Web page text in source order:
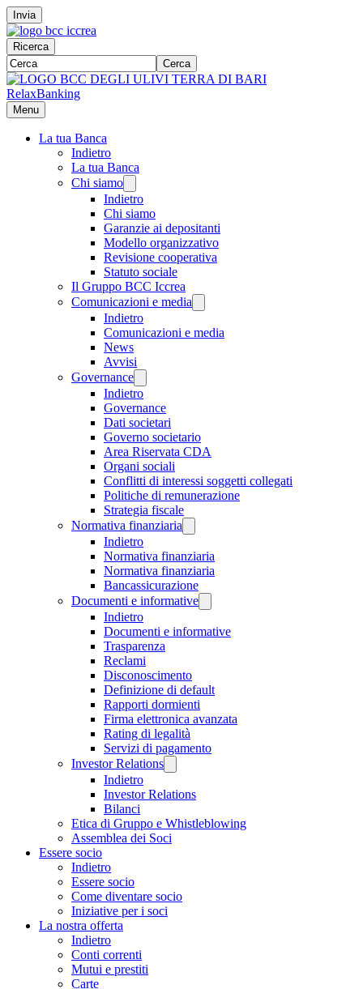
Invia
Ricerca
Cerca
RelaxBanking
Menu
La tua Banca
Indietro
La tua Banca
Chi siamo
Indietro
Chi siamo
Garanzie ai depositanti
Modello organizzativo
Revisione cooperativa
Statuto sociale
Il Gruppo BCC Iccrea
Comunicazioni e media
Indietro
Comunicazioni e media
News
Avvisi
Governance
Indietro
Governance
Dati societari
Governo societario
Area Riservata CDA
Organi sociali
Conflitti di interessi soggetti collegati
Politiche di remunerazione
Strategia fiscale
Normativa finanziaria
Indietro
Normativa finanziaria
Normativa finanziaria
Bancassicurazione
Documenti e informative
Indietro
Documenti e informative
Trasparenza
Reclami
Disconoscimento
Definizione di default
Rapporti dormienti
Firma elettronica avanzata
Rating di legalità
Servizi di pagamento
Investor Relations
Indietro
Investor Relations
Bilanci
Etica di Gruppo e Whistleblowing
Assemblea dei Soci
Essere socio
Indietro
Essere socio
Come diventare socio
Iniziative per i soci
La nostra offerta
Indietro
Conti correnti
Mutui e prestiti
Carte